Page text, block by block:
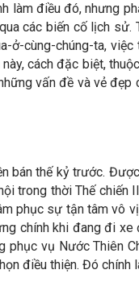
điều đó, nhưng
các biến cố lịch sử.
ở-cùng-chúng-ta,
cách đặc biệt,
vấn đề và vẻ đẹp
bán thế kỷ trước.
trong thời Thế chiến
phục sự tận tâm vô
chính khi đang đi xe
vụ Nước Thiên
điều thiện. Đó chính